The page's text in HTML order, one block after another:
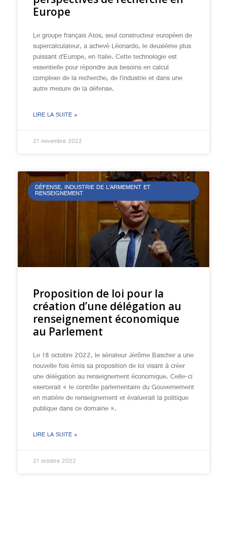
Europe
Le groupe français Atos, seul constructeur européen de
supercalculateur, a achevé Léonardo, le deuxième plus
puissant d’Europe, en Italie. Cette technologie est
essentielle pour répondre aux besoins en calcul
complexe de la recherche, de l’industrie et dans une
autre mesure de la défense.
LIRE LA SUITE »
21 novembre 2022
DÉFENSE, INDUSTRIE DE L’ARMEMENT ET
RENSEIGNEMENT
Proposition de loi pour la
création d’une délégation au
renseignement économique
au Parlement
Le 18 octobre 2022, le sénateur Jérôme Bascher a une
nouvelle fois émis sa proposition de loi visant à créer
une délégation au renseignement économique. Celle-ci
exercerait « le contrôle parlementaire du Gouvernement
en matière de renseignement et évaluerait la politique
publique dans ce domaine ».
LIRE LA SUITE »
21 octobre 2022